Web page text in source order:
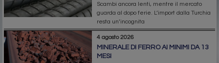
Scambi ancora lenti, mentre il mercato
guarda al dopo ferie. L’import dalla Turchia
resta un’incognita
4 agosto 2026
MINERALE DI FERRO AI MINIMI DA 13
MESI